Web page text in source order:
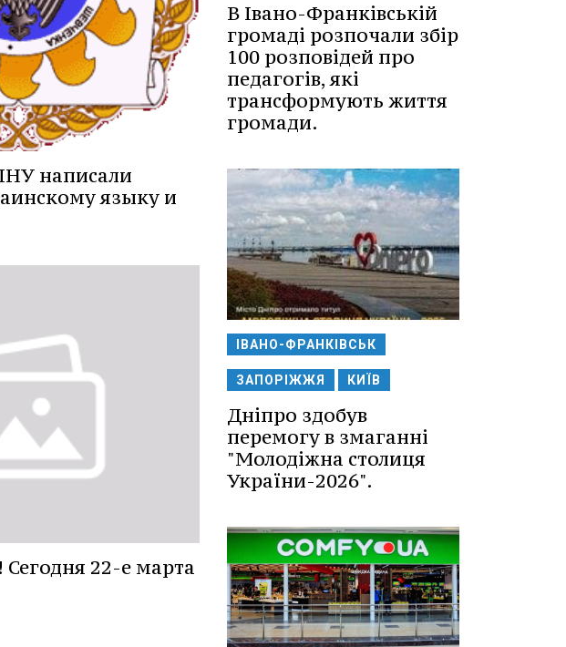
написали
языку и
22-е марта
В Івано-Франківській
громаді розпочали збір
100 розповідей про
педагогів, які
трансформують життя
громади.
ІВАНО-ФРАНКІВСЬК
ЗАПОРІЖЖЯ КИЇВ
Дніпро здобув
перемогу в змаганні
"Молодіжна столиця
України-2026".